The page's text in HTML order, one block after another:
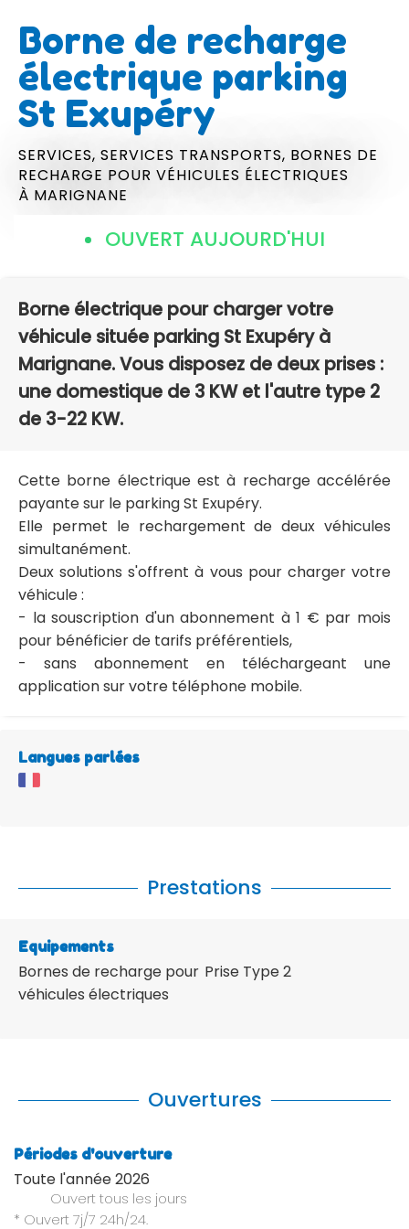
Borne de recharge
électrique parking
St Exupéry
SERVICES, SERVICES TRANSPORTS, BORNES DE
RECHARGE POUR VÉHICULES ÉLECTRIQUES
À MARIGNANE
OUVERT AUJOURD'HUI
Borne électrique pour charger votre
véhicule située parking St Exupéry à
Marignane. Vous disposez de deux prises :
une domestique de 3 KW et l'autre type 2
de 3-22 KW.
Cette borne électrique est à recharge accélérée
payante sur le parking St Exupéry.
Elle permet le rechargement de deux véhicules
simultanément.
Deux solutions s'offrent à vous pour charger votre
véhicule :
- la souscription d'un abonnement à 1 € par mois
pour bénéficier de tarifs préférentiels,
- sans abonnement en téléchargeant une
application sur votre téléphone mobile.
Langues parlées
Prestations
Equipements
Bornes de recharge pour
véhicules électriques
Prise Type 2
Ouvertures
Périodes d'ouverture
Toute l'année 2026
Ouvert tous les jours
* Ouvert 7j/7 24h/24.